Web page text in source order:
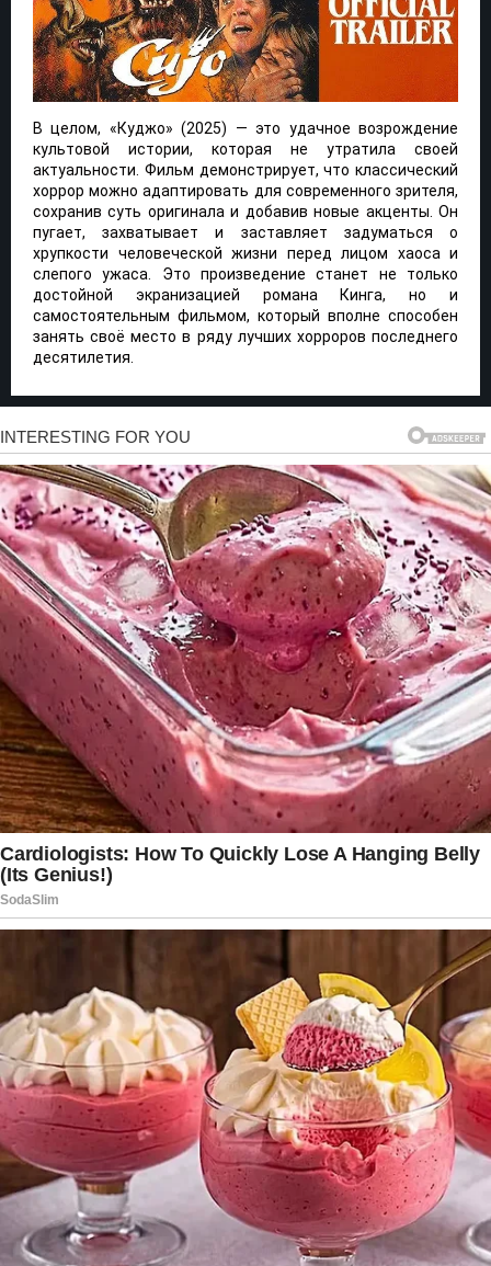
В целом, «Куджо» (2025) — это удачное возрождение
культовой истории, которая не утратила своей
актуальности. Фильм демонстрирует, что классический
хоррор можно адаптировать для современного зрителя,
сохранив суть оригинала и добавив новые акценты. Он
пугает, захватывает и заставляет задуматься о
хрупкости человеческой жизни перед лицом хаоса и
слепого ужаса. Это произведение станет не только
достойной экранизацией романа Кинга, но и
самостоятельным фильмом, который вполне способен
занять своё место в ряду лучших хорроров последнего
десятилетия.